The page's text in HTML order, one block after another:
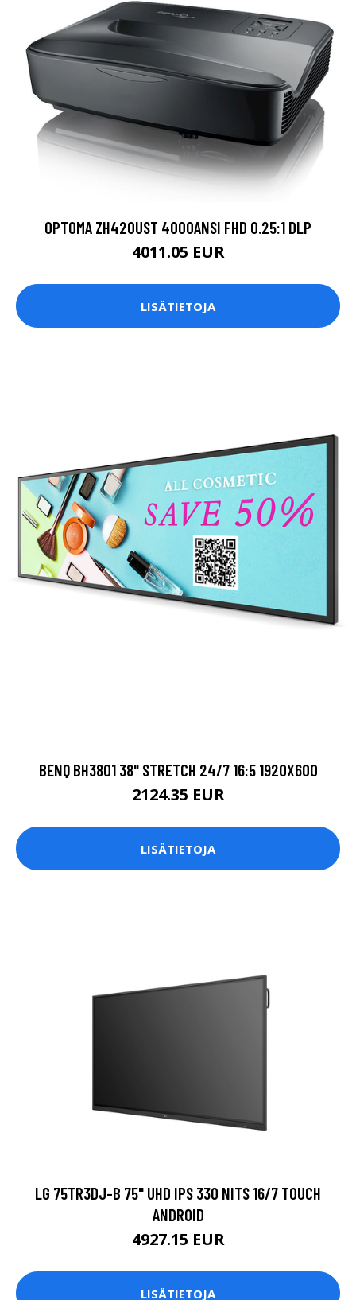
OPTOMA ZH420UST 4000ANSI FHD 0.25:1 DLP
4011.05 EUR
LISÄTIETOJA
BENQ BH3801 38" STRETCH 24/7 16:5 1920X600
2124.35 EUR
LISÄTIETOJA
LG 75TR3DJ-B 75" UHD IPS 330 NITS 16/7 TOUCH
ANDROID
4927.15 EUR
LISÄTIETOJA